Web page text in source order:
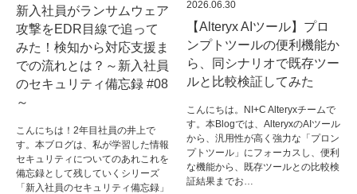
新入社員がランサムウェア
攻撃をEDR目線で追って
みた！検知から対応支援ま
での流れとは？～新入社員
のセキュリティ備忘録 #08
～
こんにちは！2年目社員の井上で
す。本ブログは、私が学習した情報
セキュリティについてのあれこれを
備忘録として残していくシリーズ
「新入社員のセキュリティ備忘録」
2026.06.30
【Alteryx AIツール】プロ
ンプトツールの便利機能か
ら、同シナリオで既存ツー
ルと比較検証してみた
こんにちは。NI+C Alteryxチームで
す。本Blogでは、AlteryxのAIツール
から、汎用性が高く強力な「プロン
プトツール」にフォーカスし、便利
な機能から、既存ツールとの比較検
証結果までお…